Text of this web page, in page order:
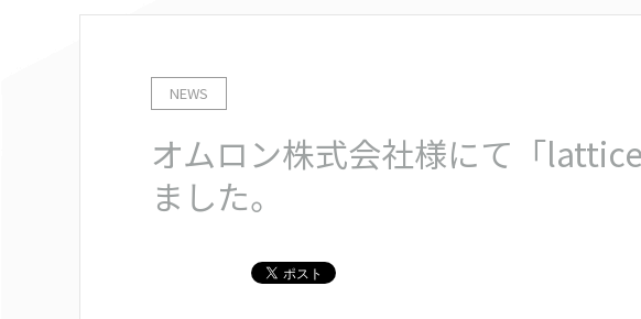
NEWS
オムロン株式会社様にて「
ました。